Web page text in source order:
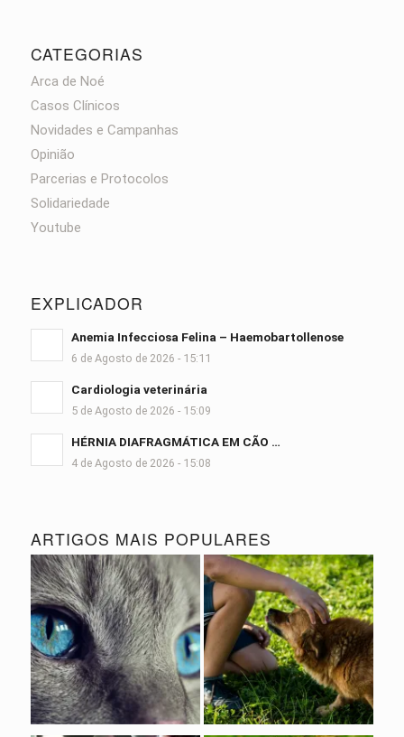
CATEGORIAS
Arca de Noé
Casos Clínicos
Novidades e Campanhas
Opinião
Parcerias e Protocolos
Solidariedade
Youtube
EXPLICADOR
Anemia Infecciosa Felina – Haemobartollenose
6 de Agosto de 2026 - 15:11
Cardiologia veterinária
5 de Agosto de 2026 - 15:09
HÉRNIA DIAFRAGMÁTICA EM CÃO …
4 de Agosto de 2026 - 15:08
ARTIGOS MAIS POPULARES